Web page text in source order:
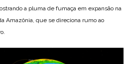
a pluma de fumaça em expansão na
Amazônia, que se direciona rumo ao